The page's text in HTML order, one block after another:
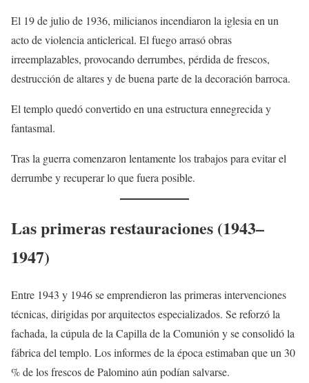
El 19 de julio de 1936, milicianos incendiaron la iglesia en un
acto de violencia anticlerical. El fuego arrasó obras
irreemplazables, provocando derrumbes, pérdida de frescos,
destrucción de altares y de buena parte de la decoración barroca.
El templo quedó convertido en una estructura ennegrecida y
fantasmal.
Tras la guerra comenzaron lentamente los trabajos para evitar el
derrumbe y recuperar lo que fuera posible.
Las primeras restauraciones (1943–
1947)
Entre 1943 y 1946 se emprendieron las primeras intervenciones
técnicas, dirigidas por arquitectos especializados. Se reforzó la
fachada, la cúpula de la Capilla de la Comunión y se consolidó la
fábrica del templo. Los informes de la época estimaban que un 30
% de los frescos de Palomino aún podían salvarse.